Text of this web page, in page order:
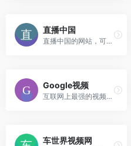
直播中国
直播中国的网站，可以24小时...
Google视频
互联网上最强的视频搜索引擎...
车世界视频网